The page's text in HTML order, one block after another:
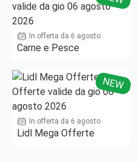
In offerta da 6 agosto
Carne e Pesce
NEW
In offerta da 6 agosto
Lidl Mega Offerte